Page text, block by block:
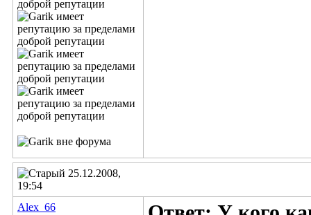
25.12.2008,
19:54
Alex_66